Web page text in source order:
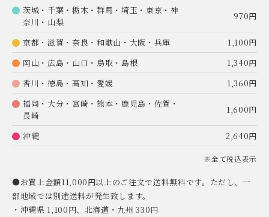
茨城・千葉・栃木・群馬・埼玉・東京・神
奈川・山梨
970円
京都・滋賀・奈良・和歌山・大阪・兵庫
1,100円
岡山・広島・山口・鳥取・島根
1,340円
香川・徳島・高知・愛媛
1,360円
福岡・大分・宮崎・熊本・鹿児島・佐賀・
長崎
1,600円
沖縄 2,640円
※全て税込表示
●お買上金額11,000円以上のご注文で送料無料です。ただし、一
部地域では別途送料が発生致します。
・沖縄県 1,100円、北海道・九州 330円